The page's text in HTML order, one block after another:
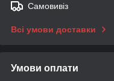
Самовивіз
Всі умови доставки
Умови оплати